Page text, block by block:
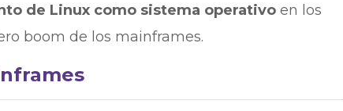
de Linux como sistema operativoen los
boom de los mainframes.